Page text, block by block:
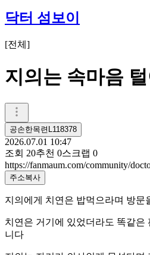
닥터 섬보이
[전체 ]
지의는 속마음
공손한목련L118378
2026.07.01 10:47
조회 20추천 0스크랩 0
https://fanmaum.com/community/
주소복사
지의에게 치연은 밥먹으라며 방문
치연은 거기에 있었더라도 똑같은
니다